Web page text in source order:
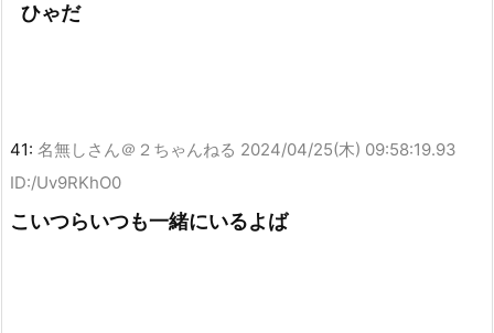
ひゃだ
41: 名無しさん＠２ちゃんねる 2024/04/25(木) 09:58:19.93
ID:/Uv9RKhO0
こいつらいつも一緒にいるよば